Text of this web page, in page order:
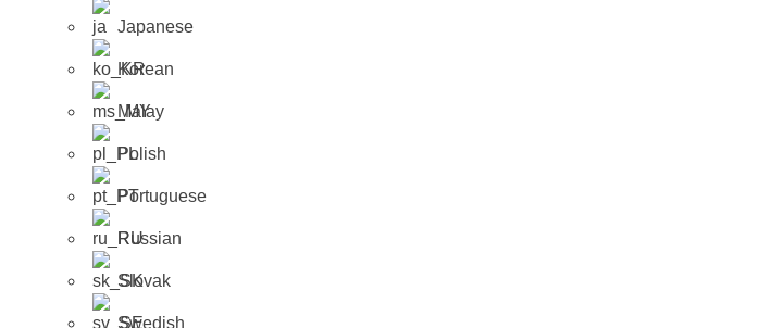
Japanese
Korean
Malay
Polish
Portuguese
Russian
Slovak
Swedish